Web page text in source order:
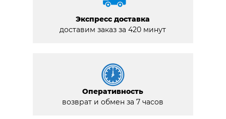
Экспресс доставка
доставим заказ за 420 минут
Оперативность
возврат и обмен за 7 часов